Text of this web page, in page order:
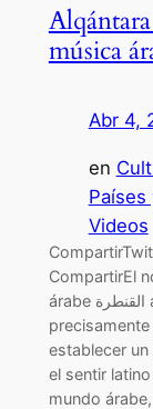
música
Abr 4,
en
Países
Videos
CompartirEl
árabe القنطرة al-qanṭarah , que significa «el puente» y
establecer
el sentir
mundo